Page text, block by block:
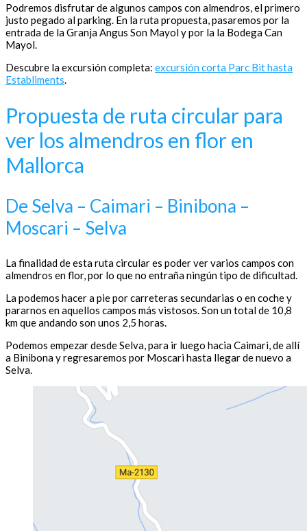
Podremos disfrutar de algunos campos con almendros, el primero
justo pegado al parking. En la ruta propuesta, pasaremos por la
entrada de la Granja Angus Son Mayol y por la la Bodega Can
Mayol.
Descubre la excursión completa: excursión corta Parc Bit hasta
Establiments.
Propuesta de ruta circular para
ver los almendros en flor en
Mallorca
De Selva – Caimari – Binibona –
Moscari – Selva
La finalidad de esta ruta circular es poder ver varios campos con
almendros en flor, por lo que no entraña ningún tipo de dificultad.
La podemos hacer a pie por carreteras secundarias o en coche y
pararnos en aquellos campos más vistosos. Son un total de 10,8
km que andando son unos 2,5 horas.
Podemos empezar desde Selva, para ir luego hacia Caimari, de allí
a Binibona y regresaremos por Moscari hasta llegar de nuevo a
Selva.